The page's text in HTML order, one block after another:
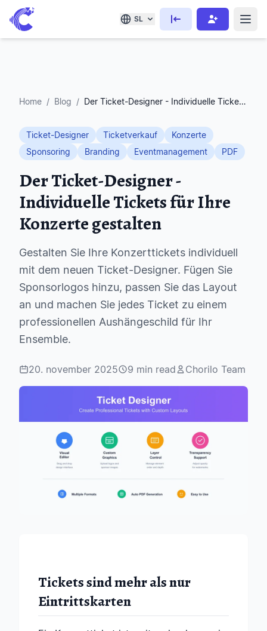
SL
Home / Blog / Der Ticket-Designer - Individuelle Tickets für Ihre Konzerte gestalten
Ticket-Designer Ticketverkauf
Konzerte
Sponsoring
Branding Eventmanagement PDF
Der Ticket-Designer -
Individuelle Tickets für Ihre
Konzerte gestalten
Gestalten Sie Ihre Konzerttickets individuell
mit dem neuen Ticket-Designer. Fügen Sie
Sponsorlogos hinzu, passen Sie das Layout
an und machen Sie jedes Ticket zu einem
professionellen Aushängeschild für Ihr
Ensemble.
20. november 2025 9 min read Chorilo Team
Tickets sind mehr als nur
Eintrittskarten